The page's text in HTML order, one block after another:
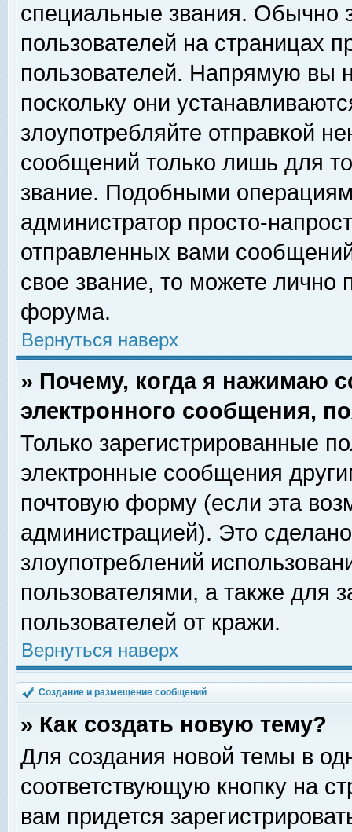
специальные звания. Обычно
пользователей на страницах
пользователей. Напрямую вы
поскольку они
злоупотребляйте отправкой
сообщений только лишь для
звание. Подобными
администратор просто-
отправленных вами
свое звание, то можете лично
форума.
Вернуться наверх
» Почему, когда я нажимаю
электронного сообщения,
Только зарегистрированные
электронные сообщения
почтовую форму (если эта
администрацией). Это
злоупотреблений
пользователями, а также для
пользователей от кражи.
Вернуться наверх
Создание и размещение сообщений
» Как создать новую тему?
Для создания новой темы в
соответствующую кнопку на
вам придется